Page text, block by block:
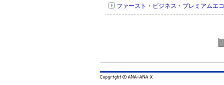
ファースト・ビジネス・プレミアムエ